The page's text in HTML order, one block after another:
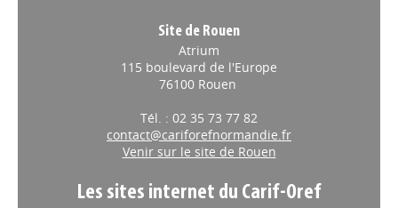
Site de Rouen
Atrium
115 boulevard de l'Europe
76100 Rouen
Tél. : 02 35 73 77 82
contact@cariforefnormandie.fr
Venir sur le site de Rouen
Les sites internet du Carif-Oref